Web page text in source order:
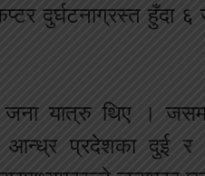
दुर्घटनाग्रस्त
जना यात्रु थिए ।
आन्ध्र प्रदेशका दुई